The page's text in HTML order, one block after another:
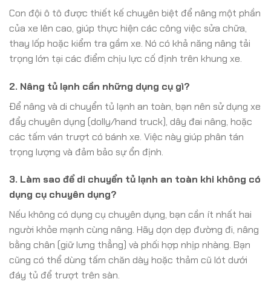
Con đội ô tô được thiết kế chuyên biệt để nâng một phần
của xe lên cao, giúp thực hiện các công việc sửa chữa,
thay lốp hoặc kiểm tra gầm xe. Nó có khả năng nâng tải
trọng lớn tại các điểm chịu lực cố định trên khung xe.
2. Nâng tủ lạnh cần những dụng cụ gì?
Để nâng và di chuyển tủ lạnh an toàn, bạn nên sử dụng xe
đẩy chuyên dụng (dolly/hand truck), dây đai nâng, hoặc
các tấm ván trượt có bánh xe. Việc này giúp phân tán
trọng lượng và đảm bảo sự ổn định.
3. Làm sao để di chuyển tủ lạnh an toàn khi không có
dụng cụ chuyên dụng?
Nếu không có dụng cụ chuyên dụng, bạn cần ít nhất hai
người khỏe mạnh cùng nâng. Hãy dọn dẹp đường đi, nâng
bằng chân (giữ lưng thẳng) và phối hợp nhịp nhàng. Bạn
cũng có thể dùng tấm chăn dày hoặc thảm cũ lót dưới
đáy tủ để trượt trên sàn.